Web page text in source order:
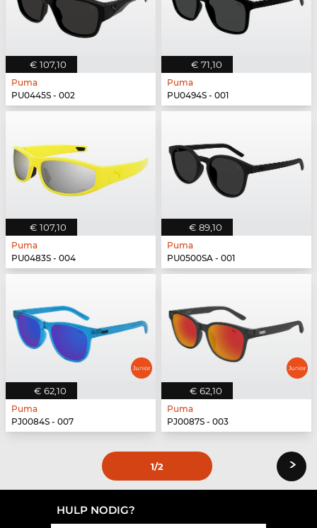
€ 107,10
Puma
PU0445S - 002
€ 71,10
Puma
PU0494S - 001
€ 107,10
Puma
PU0483S - 004
€ 89,10
Puma
PU0500SA - 001
€ 62,10
Puma
PJ0084S - 007
€ 62,10
Puma
PJ0087S - 003
1/2 ›
HULP NODIG?